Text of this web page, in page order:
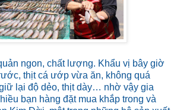
ngon, chất lượng. Khẩu vị bây giờ
thịt cá ướp vừa ăn, không quá
lại độ dẻo, thịt dày… nhờ vậy gia
bạn hàng đặt mua khắp trong và